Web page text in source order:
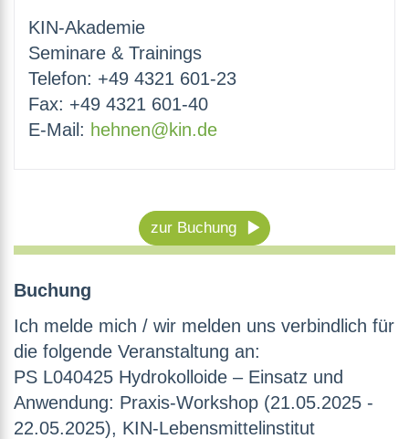
KIN-Akademie
Seminare & Trainings
Telefon: +49 4321 601-23
Fax: +49 4321 601-40
E-Mail: hehnen@kin.de
zur Buchung
Buchung
Ich melde mich / wir melden uns verbindlich für
die folgende Veranstaltung an:
PS L040425 Hydrokolloide – Einsatz und
Anwendung: Praxis-Workshop (21.05.2025 -
22.05.2025), KIN-Lebensmittelinstitut